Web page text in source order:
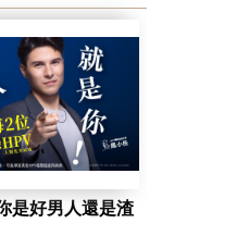
是好男人還是渣